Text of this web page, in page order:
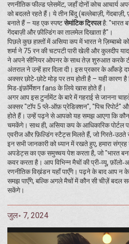
रणनीतिक फील्ड प्लेसमेंट, जहाँ दोनों कोच आचार्य
को बदलते रहते हैं। ये तीन बिंदु (बल्लेबाज़ी,
बनाते हैं – यह एक स्पष्टसेमांटिक ट्रिपलहै: "भारत
गेंदबाज़ी और फ़ील्डिंग का तालमेल दिखाता है"।
पिछले कुछ हफ़्तों में असिया कप में भारत ने ज़िम्बाब्वे
शर्मा ने 75 रन की चटपटी पारी खेली और कुलदीप
ने अपने सीनियर ओपनर के साथ तेज़ शुरुआत करके
अंतराल ने उन्हें हार दिला दी। इस प्रकार के आँकड़े
अक्सर छोटे‑छोटे मोड़ पर तय होती है – यही
मिड‑इंफ़ॉर्मेशन fans के लिये खास होते हैं।
अगर आप इस टुर्नामेंट के बारे में गहराई से जानना
अक्सर "टॉप 5 प्ले‑ऑफ़ प्रेडिक्शन", "पिच रिपोर्ट"
होते हैं। उन्हें पढ़ने से आपको यह समझ आएगा कि कौन
चमकेंगे। साथ ही, असिया कप के आधिकारिक पोर्टल
एवरीज और फ़िल्डिंग स्टैट्स मिलते हैं, जो गिरते‑उठते
इन सभी जानकारी को ध्यान में रखते हुए, हमारा
अपडेट्स का एक समुच्चय पेश करता है, जो "भारत
कवर करता है। आप विभिन्न मैचों की प्री‑व्यू,
रणनीतिक विख़ंडन यहाँ पाएँगे। पढ़ने के बाद आप न
समझ पाएँगे, बल्कि अगले मैचों में कौन सी चीज़ें बदल
सकेंगे।
जुल॰ 7, 2024